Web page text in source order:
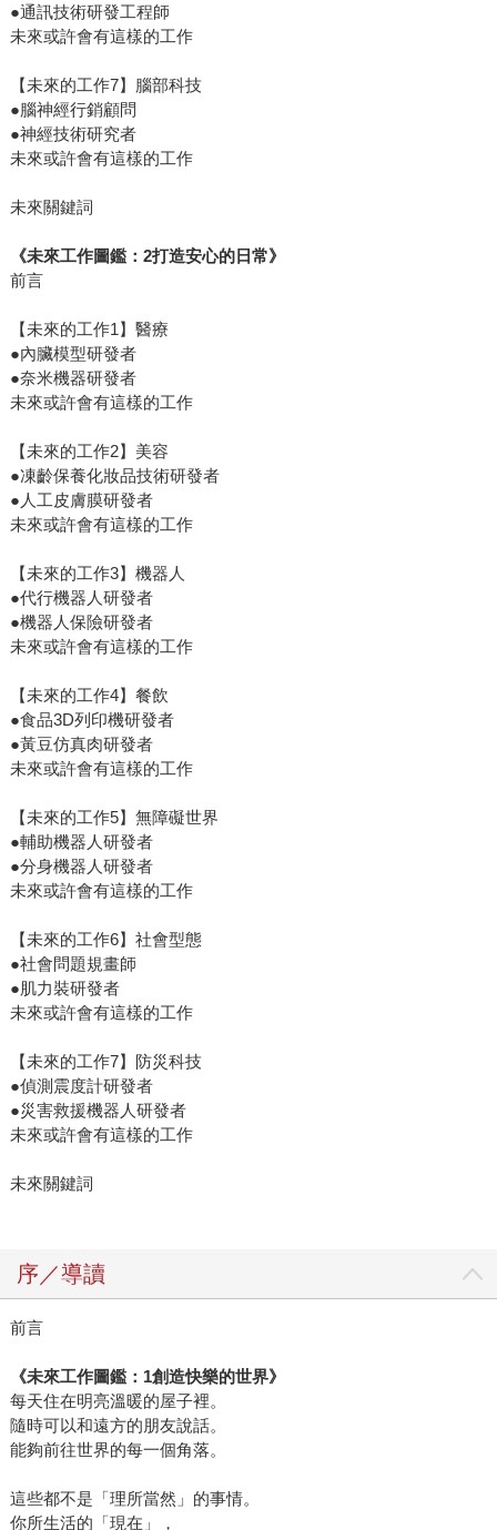
●通訊技術研發工程師
未來或許會有這樣的工作
【未來的工作7】腦部科技
●腦神經行銷顧問
●神經技術研究者
未來或許會有這樣的工作
未來關鍵詞
《未來工作圖鑑：2打造安心的日常》
前言
【未來的工作1】醫療
●內臟模型研發者
●奈米機器研發者
未來或許會有這樣的工作
【未來的工作2】美容
●凍齡保養化妝品技術研發者
●人工皮膚膜研發者
未來或許會有這樣的工作
【未來的工作3】機器人
●代行機器人研發者
●機器人保險研發者
未來或許會有這樣的工作
【未來的工作4】餐飲
●食品3D列印機研發者
●黃豆仿真肉研發者
未來或許會有這樣的工作
【未來的工作5】無障礙世界
●輔助機器人研發者
●分身機器人研發者
未來或許會有這樣的工作
【未來的工作6】社會型態
●社會問題規畫師
●肌力裝研發者
未來或許會有這樣的工作
【未來的工作7】防災科技
●偵測震度計研發者
●災害救援機器人研發者
未來或許會有這樣的工作
未來關鍵詞
序／導讀
前言
《未來工作圖鑑：1創造快樂的世界》
每天住在明亮溫暖的屋子裡。
隨時可以和遠方的朋友說話。
能夠前往世界的每一個角落。
這些都不是「理所當然」的事情。
你所生活的「現在」，